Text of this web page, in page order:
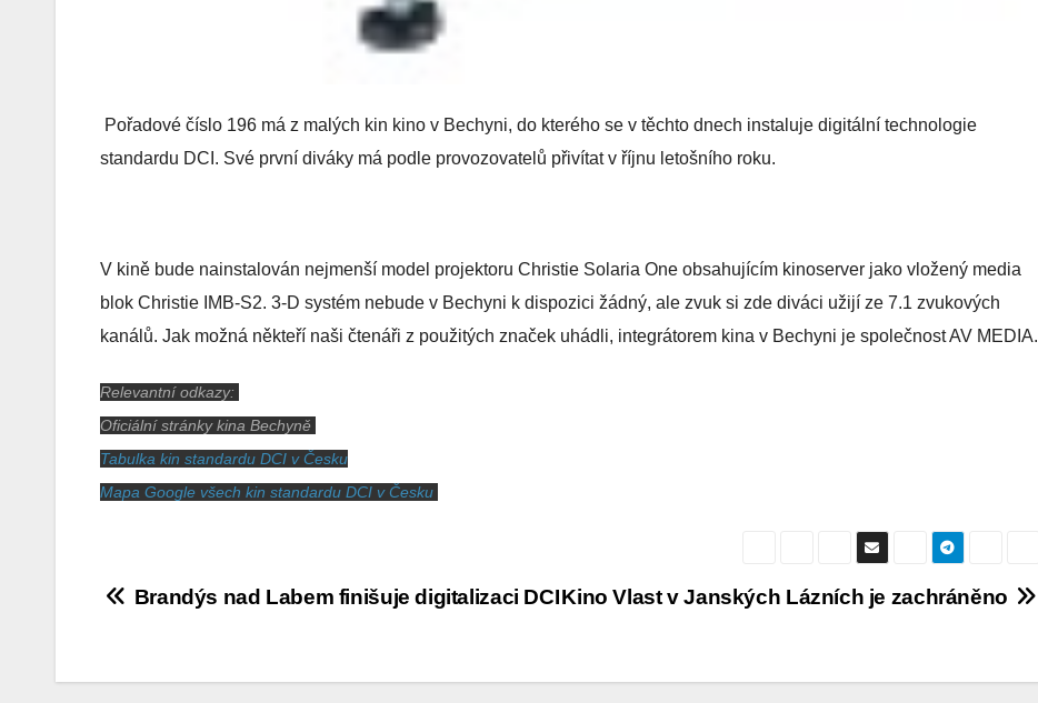
Pořadové číslo 196 má z malých kin kino v Bechyni, do kterého se v těchto dnech instaluje digitální technologie
standardu DCI. Své první diváky má podle provozovatelů přivítat v říjnu letošního roku.
V kině bude nainstalován nejmenší model projektoru Christie Solaria One obsahujícím kinoserver jako vložený media
blok Christie IMB-S2. 3-D systém nebude v Bechyni k dispozici žádný, ale zvuk si zde diváci užijí ze 7.1 zvukových
kanálů. Jak možná někteří naši čtenáři z použitých značek uhádli, integrátorem kina v Bechyni je společnost AV MEDIA.
Relevantní odkazy:
Oficiální stránky kina Bechyně
Tabulka kin standardu DCI v Česku
Mapa Google všech kin standardu DCI v Česku
Navigace
Kino Vlast v Janských Lázních je zachráněno
Brandýs nad Labem finišuje digitalizaci DCI